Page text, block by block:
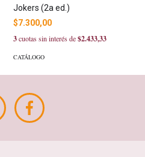
Jokers (2a ed.)
$7.300,00
3cuotas sin interés de$2.433,33
CATÁLOGO